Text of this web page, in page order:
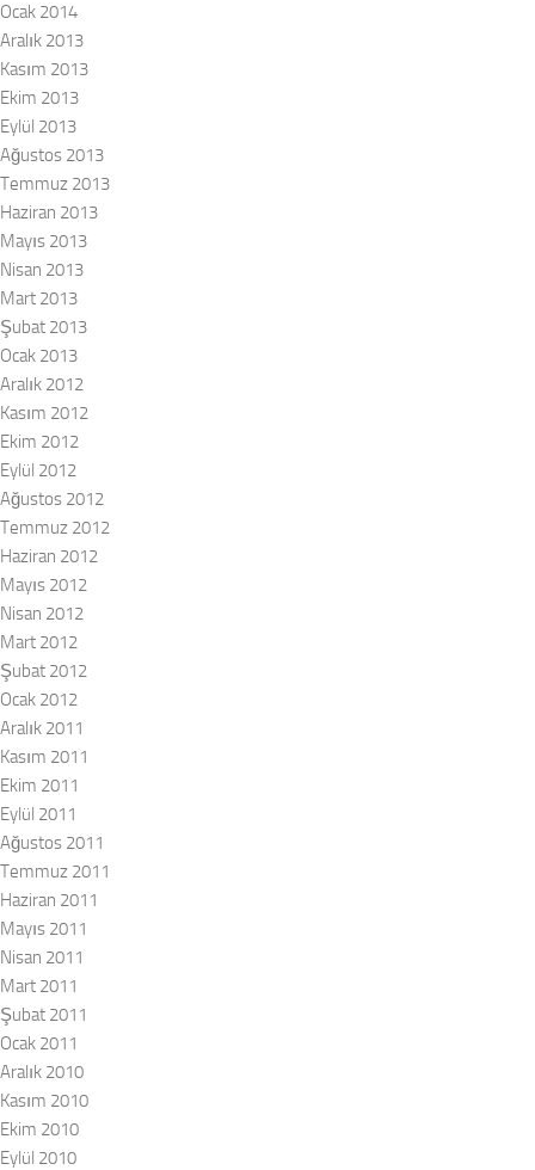
Ocak 2014
Aralık 2013
Kasım 2013
Ekim 2013
Eylül 2013
Ağustos 2013
Temmuz 2013
Haziran 2013
Mayıs 2013
Nisan 2013
Mart 2013
Şubat 2013
Ocak 2013
Aralık 2012
Kasım 2012
Ekim 2012
Eylül 2012
Ağustos 2012
Temmuz 2012
Haziran 2012
Mayıs 2012
Nisan 2012
Mart 2012
Şubat 2012
Ocak 2012
Aralık 2011
Kasım 2011
Ekim 2011
Eylül 2011
Ağustos 2011
Temmuz 2011
Haziran 2011
Mayıs 2011
Nisan 2011
Mart 2011
Şubat 2011
Ocak 2011
Aralık 2010
Kasım 2010
Ekim 2010
Eylül 2010